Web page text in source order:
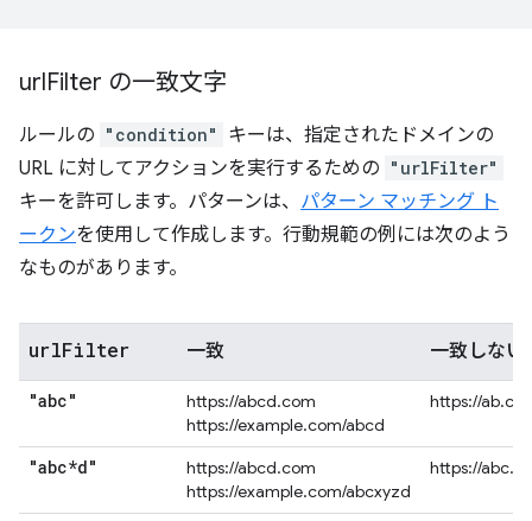
urlFilter の一致文字
ルールの "condition"
キーは、指定されたドメインの
URL に対してアクションを実行するための "urlFilter"
キーを許可します。パターンは、 パターン マッチング ト
ークンを使用して作成します。行動規範の例には次のよう
なものがあります。
urlFilter 一致 一致しない
"abc"
https://abcd.com
https://example.com/abcd
https://
"abc*d"
https://abcd.com
https://example.com/abcxyzd
https://